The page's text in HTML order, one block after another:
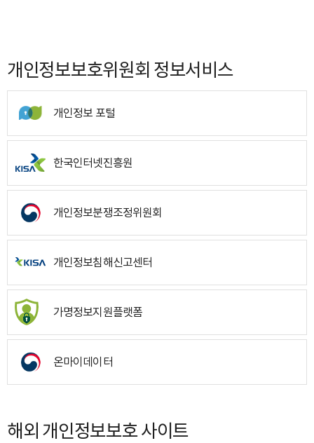
개인정보보호위원회 정보서비스
개인정보 포털
한국인터넷진흥원
개인정보분쟁조정위원회
개인정보침해신고센터
가명정보지원플랫폼
온마이데이터
해외 개인정보보호 사이트